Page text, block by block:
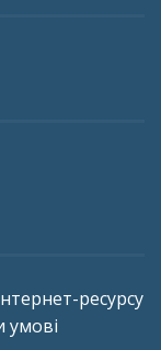
ресурсу
умові